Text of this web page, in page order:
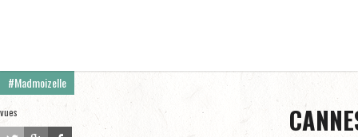
#Madmoizelle
vues